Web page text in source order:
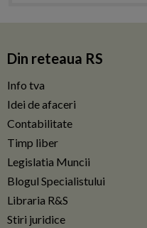
Din reteaua RS
Info tva
Idei de afaceri
Contabilitate
Timp liber
Legislatia Muncii
Blogul Specialistului
Libraria R&S
Stiri juridice